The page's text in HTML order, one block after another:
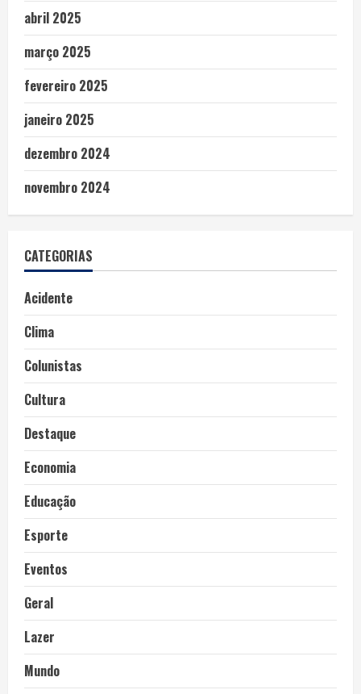
abril 2025
março 2025
fevereiro 2025
janeiro 2025
dezembro 2024
novembro 2024
CATEGORIAS
Acidente
Clima
Colunistas
Cultura
Destaque
Economia
Educação
Esporte
Eventos
Geral
Lazer
Mundo